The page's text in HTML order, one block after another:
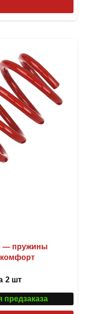
— пружины
2 шт
предзаказа